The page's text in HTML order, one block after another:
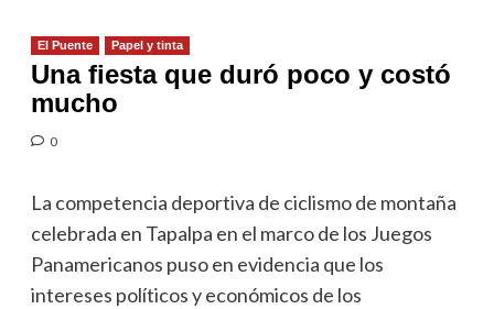
El Puente Papel y tinta
Una fiesta que duró poco y costó
mucho
0
La competencia deportiva de ciclismo de montaña
celebrada en Tapalpa en el marco de los Juegos
Panamericanos puso en evidencia que los
intereses políticos y económicos de los